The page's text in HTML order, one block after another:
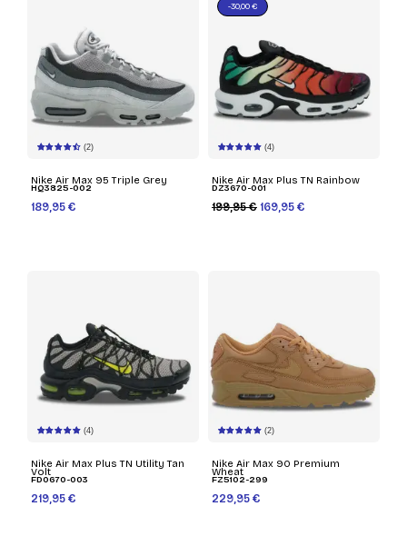
(2)
Nike Air Max 95 Triple Grey
HQ3825-002
189,95 €
(4)
Nike Air Max Plus TN Rainbow
DZ3670-001
199,95 € 169,95 €
-30,00 €
(4)
Nike Air Max Plus TN Utility Tan
Volt
FD0670-003
219,95 €
(2)
Nike Air Max 90 Premium
Wheat
FZ5102-299
229,95 €